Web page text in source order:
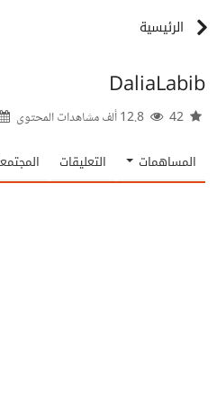
الرئيسية
DaliaLabib
المساهمات التعليقات